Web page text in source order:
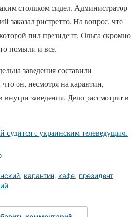
столиком сидел. Администратор
заказал ристретто. На вопрос, что
пил президент, Ольга скромно
помыли и все.
заведения составили
он, несмотря на карантин,
заведения. Дело рассмотрят в
судится с украинским телеведущим.
, карантин, кафе, президент